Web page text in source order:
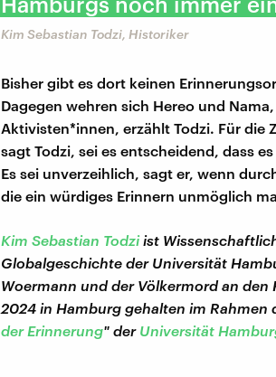
Kim Sebastian Todzi, Historiker
Bisher gibt es dort keinen
Dagegen wehren sich Hereo und
Aktivisten*innen, erzählt Todzi. Für die
sagt Todzi, sei es entscheidend, dass
Es sei unverzeihlich, sagt er, wenn
die ein würdiges Erinnern unmöglich
Kim Sebastian Todziist
Globalgeschichte der Universität
Woermann und der Völkermord an
2024 in Hamburg gehalten im Rahmen
der Erinnerung" der Universität